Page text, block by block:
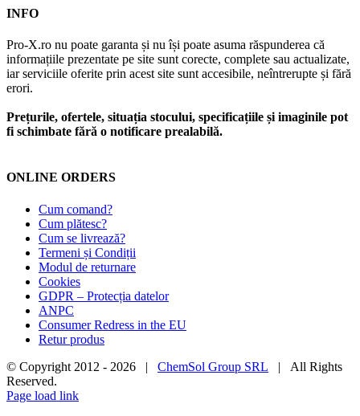
INFO
Pro-X.ro nu poate garanta și nu își poate asuma răspunderea că
informațiile prezentate pe site sunt corecte, complete sau actualizate,
iar serviciile oferite prin acest site sunt accesibile, neîntrerupte și fără
erori.
Prețurile, ofertele, situația stocului, specificațiile și imaginile pot
fi schimbate fără o notificare prealabilă.
ONLINE ORDERS
Cum comand?
Cum plătesc?
Cum se livrează?
Termeni și Condiții
Modul de returnare
Cookies
GDPR – Protecția datelor
ANPC
Consumer Redress in the EU
Retur produs
© Copyright 2012 - 2026 | ChemSol Group SRL | All Rights
Reserved.
Page load link